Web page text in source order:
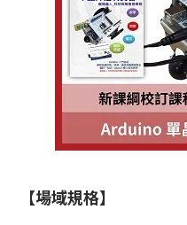
【場域規格】